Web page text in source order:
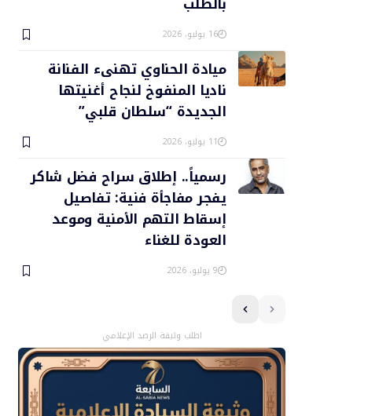
16 يوليو، 2026
ميادة الحناوي تهنىء الفنانة
ناديا المنفوخ لنجاح أغنيتها
الجديدة “سلطان قلبي”
11 يوليو، 2026
رسمياً.. إطلاق سراح فضل شاكر
يفجر مفاجأة فنية: تفاصيل
إسقاط التهم الأمنية وموعد
العودة للغناء
9 يوليو، 2026
اطلب وثيقة الرصد الإعلامي